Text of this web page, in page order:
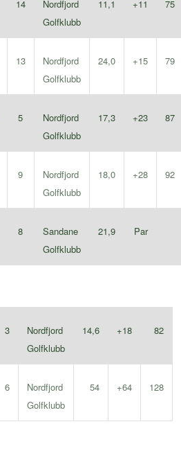
14
Nordfjord
Golfklubb
11,1 +11 75
13
Nordfjord
Golfklubb
24,0 +15 79
5
Nordfjord
Golfklubb
17,3 +23 87
9
Nordfjord
Golfklubb
18,0 +28 92
8
Sandane
Golfklubb
21,9 Par
3
Nordfjord
Golfklubb
14,6 +18 82
6
Nordfjord
Golfklubb
54 +64 128